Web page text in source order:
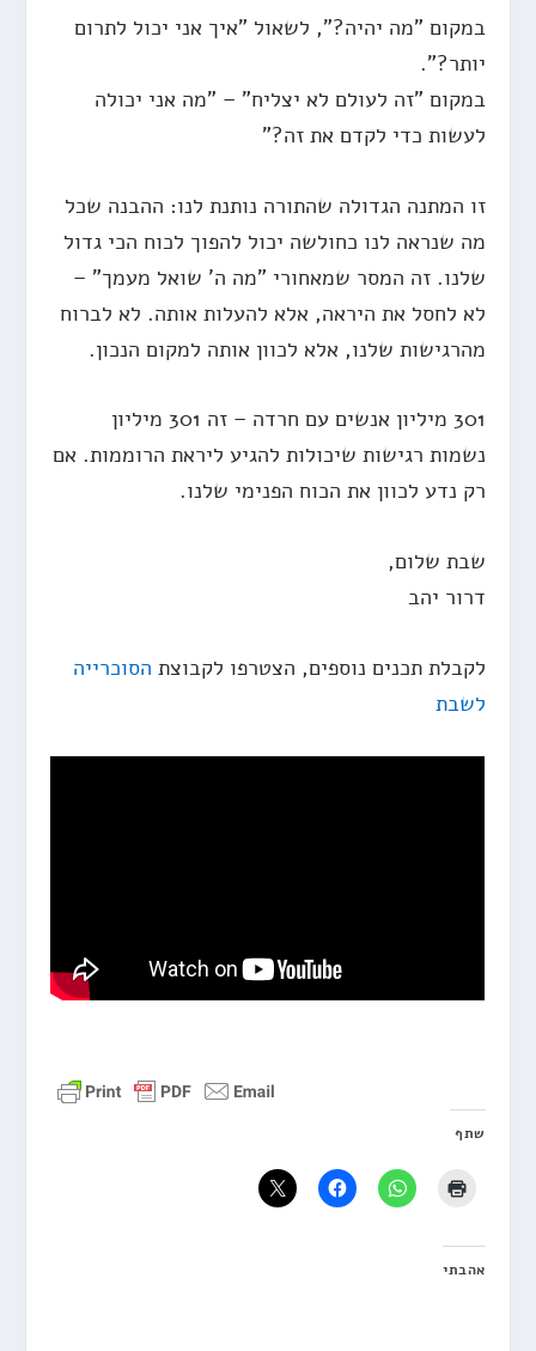
במקום "מה יהיה?", לשאול "איך אני יכול לתרום
יותר?".
במקום "זה לעולם לא יצליח" – "מה אני יכולה
לעשות כדי לקדם את זה?"
זו המתנה הגדולה שהתורה נותנת לנו: ההבנה שכל
מה שנראה לנו כחולשה יכול להפוך לכוח הכי גדול
שלנו. זה המסר שמאחורי "מה ה' שואל מעמך" –
לא לחסל את היראה, אלא להעלות אותה. לא לברוח
מהרגישות שלנו, אלא לכוון אותה למקום הנכון.
301 מיליון אנשים עם חרדה – זה 301 מיליון
נשמות רגישות שיכולות להגיע ליראת הרוממות. אם
רק נדע לכוון את הכוח הפנימי שלנו.
שבת שלום,
דרור יהב
לקבלת תכנים נוספים, הצטרפו לקבוצת הסוכרייה
לשבת
שתף
אהבתי